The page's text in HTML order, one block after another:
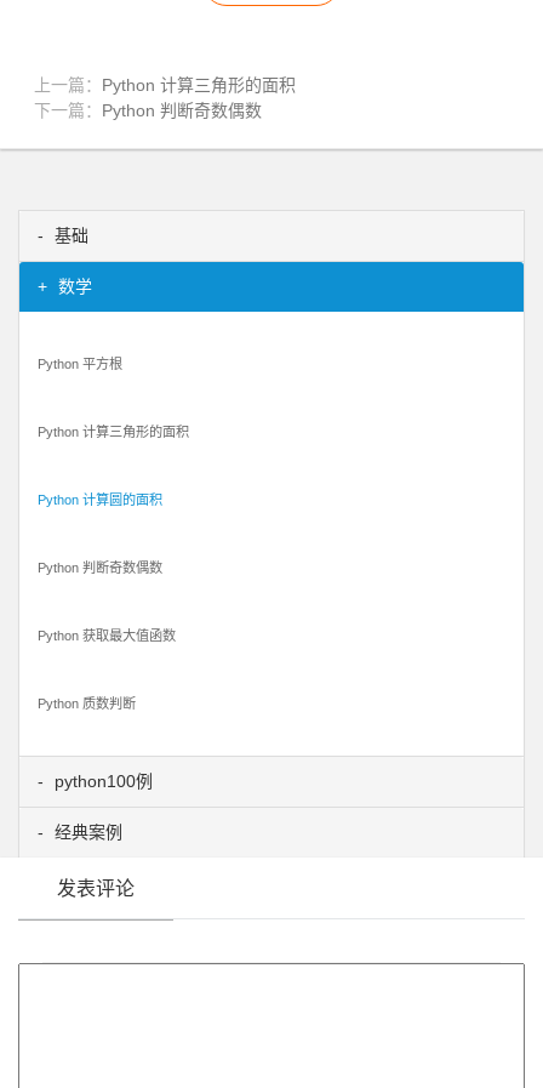
上一篇： Python 计算三角形的面积
下一篇： Python 判断奇数偶数
基础
数学
Python 平方根
Python 计算三角形的面积
Python 计算圆的面积
Python 判断奇数偶数
Python 获取最大值函数
Python 质数判断
python100例
经典案例
发表评论